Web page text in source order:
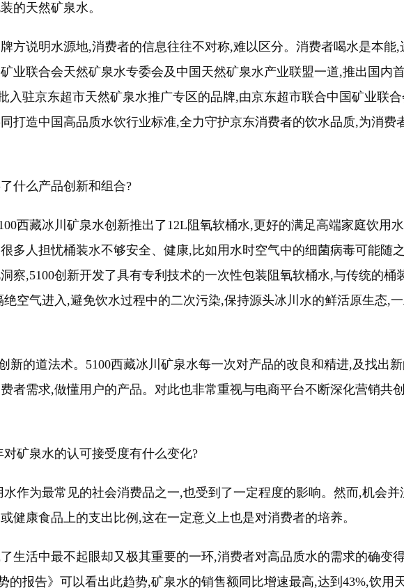
的天然矿泉水。
方说明水源地,消费者的信息往往不对称,难以区分。消费者喝水是本能,
业联合会天然矿泉水专委会及中国天然矿泉水产业联盟一道,推出国内
入驻京东超市天然矿泉水推广专区的品牌,由京东超市联合中国矿业联
打造中国高品质水饮行业标准,全力守护京东消费者的饮水品质,为消费
什么产品创新和组合?
西藏冰川矿泉水创新推出了12L阻氧软桶水,更好的满足高端家庭饮用
多人担忧桶装水不够安全、健康,比如用水时空气中的细菌病毒可能随
察,5100创新开发了具有专利技术的一次性包装阻氧软桶水,与传统的桶
空气进入,避免饮水过程中的二次污染,保持源头冰川水的鲜活原生态,
新的道法术。5100西藏冰川矿泉水每一次对产品的改良和精进,及找出
者需求,做懂用户的产品。对此也非常重视与电商平台不断深化营销共
矿泉水的认可接受度有什么变化?
作为最常见的社会消费品之一,也受到了一定程度的影响。然而,机会
健康食品上的支出比例,这在一定意义上也是对消费者的培养。
生活中最不起眼却又极其重要的一环,消费者对高品质水的需求的确变
的报告》可以看出此趋势,矿泉水的销售额同比增速最高,达到43%,饮用